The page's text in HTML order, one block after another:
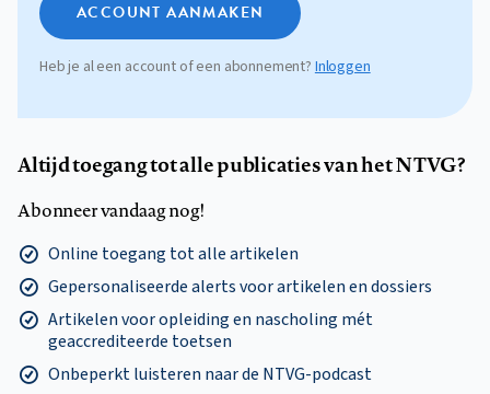
ACCOUNT AANMAKEN
Heb je al een account of een abonnement?Inloggen
Altijd toegang tot alle publicaties van het NTVG?
Abonneer vandaag nog!
Online toegang tot alle artikelen
Gepersonaliseerde alerts voor artikelen en dossiers
Artikelen voor opleiding en nascholing mét
geaccrediteerde toetsen
Onbeperkt luisteren naar de NTVG-podcast